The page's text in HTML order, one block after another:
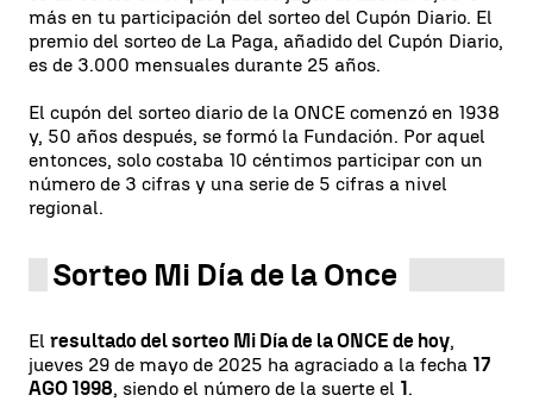
más en tu participación del sorteo del Cupón Diario. El
premio del sorteo de La Paga, añadido del Cupón Diario,
es de 3.000 mensuales durante 25 años.
El cupón del sorteo diario de la ONCE comenzó en 1938
y, 50 años después, se formó la Fundación. Por aquel
entonces, solo costaba 10 céntimos participar con un
número de 3 cifras y una serie de 5 cifras a nivel
regional.
Sorteo Mi Día de la Once
El resultado del sorteo Mi Día de la ONCE de hoy,
jueves 29 de mayo de 2025 ha agraciado a la fecha 17
AGO 1998, siendo el número de la suerte el 1.